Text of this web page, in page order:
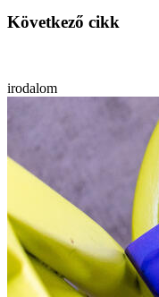
Következő cikk
irodalom